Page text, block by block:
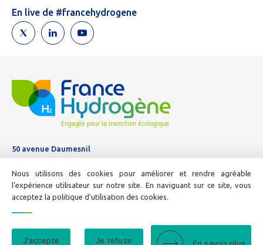
humain,
ne
remplissez
pas
En live de #francehydrogene
50 avenue Daumesnil
01 44 11 10 04
E-mail :
info@france-hydrogene.org
Nous utilisons des cookies pour améliorer et rendre agréable
l'expérience utilisateur sur notre site. En naviguant sur ce site, vous
acceptez la politique d'utilisation des cookies.
J'accepte Je refuse En savoir plus